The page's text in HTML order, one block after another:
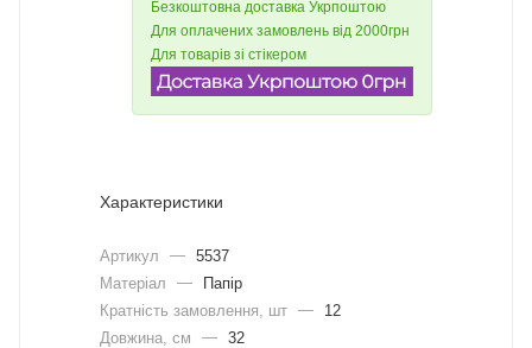
Безкоштовна доставка Укрпоштою
Для оплачених замовлень від 2000грн
Для товарів зі стікером
Характеристики
Артикул — 5537
Матеріал
—
Папір
Кратність замовлення, шт —
12
Довжина, cм
— 32